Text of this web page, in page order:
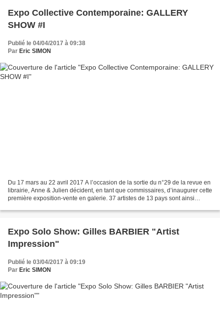
Expo Collective Contemporaine: GALLERY
SHOW #I
Publié le 04/04/2017 à 09:38
Par Eric SIMON
Du 17 mars au 22 avril 2017 A l’occasion de la sortie du n°29 de la revue en
librairie, Anne & Julien décident, en tant que commissaires, d’inaugurer cette
première exposition-vente en galerie. 37 artistes de 13 pays sont ainsi
Expo Solo Show: Gilles BARBIER "Artist
Impression"
Publié le 03/04/2017 à 09:19
Par Eric SIMON